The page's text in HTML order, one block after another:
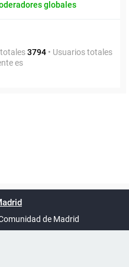
globales
totales3794 • Usuarios totales
es
de Madrid